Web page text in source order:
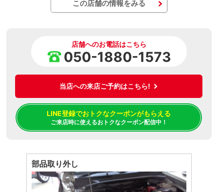
この店舗の情報をみる
店舗へのお電話はこちら
050-1880-1573
当店への来店ご予約はこちら!
LINE登録でおトクなクーポンがもらえる
ご来店時に使えるおトクなクーポン配信中！
部品取り外し